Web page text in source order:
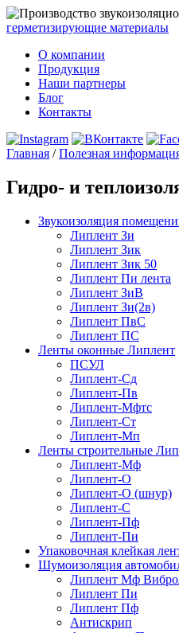
герметизирующие материалы
О компании
Продукция
Наши партнеры
Блог
Контакты
Главная /Полезная
Гидро- и
Звукоизоляция
Липлент Зи
Липлент Зик
Липлент Зик 50
Липлент Пи лента
Липлент ЗиВ
Липлент Зи(2в)
Липлент ПвC
Липлент ПС
Ленты оконные Липлент
ПСУЛ
Липлент-Сд
Липлент-Пв
Липлент-Мфтс
Липлент-Ст
Липлент-Мп
Ленты строительные
Липлент-Мф
Липлент-О
Липлент-О (шнур)
Липлент-С
Липлент-Пф
Липлент-Пи
Упаковочная клейкая
Шумоизоляция
Липлент Мф
Липлент Пи
Липлент Пф
Антискрип